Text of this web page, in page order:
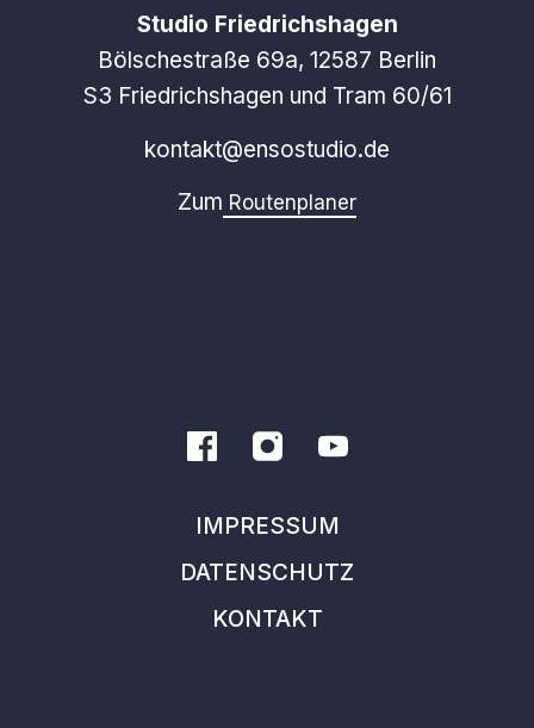
Studio Friedrichshagen
Bölschestraße 69a, 12587 Berlin
S3 Friedrichshagen und Tram 60/61
kontakt@ensostudio.de
Zum Routenplaner
IMPRESSUM
DATENSCHUTZ
KONTAKT